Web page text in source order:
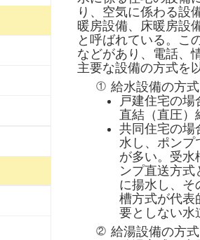
り、空気に係わる設
暖房設備、床暖房設
と呼ばれている。こ
などがあり、電話、
主要な設備の方式を
① 給水設備の方式
戸建住宅の
直結（直圧）
共同住宅の場
水し、ポンプ
が多い。受水
ンプ直送方
に揚水し、そ
槽方式が代表
要としない水
② 給湯設備の方式